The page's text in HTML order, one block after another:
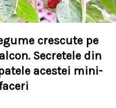
crescute pe
Secretele din
acestei mini-